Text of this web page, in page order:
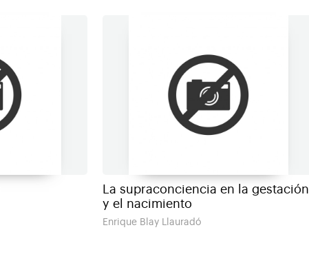
La supraconciencia en la gestación
y el nacimiento
Enrique Blay Llauradó